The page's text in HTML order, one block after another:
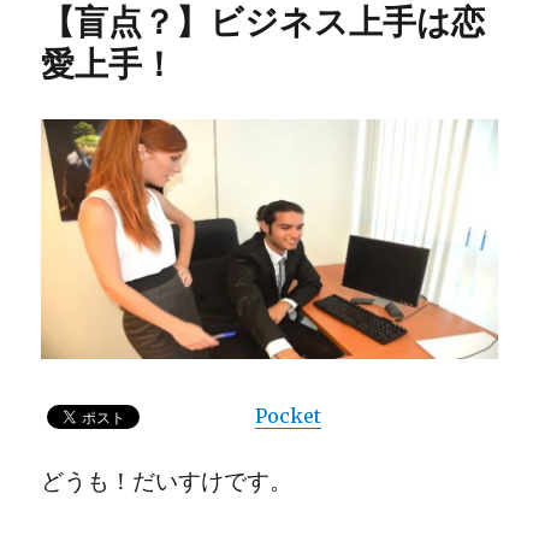
【盲点？】ビジネス上手は恋
愛上手！
Pocket
どうも！だいすけです。